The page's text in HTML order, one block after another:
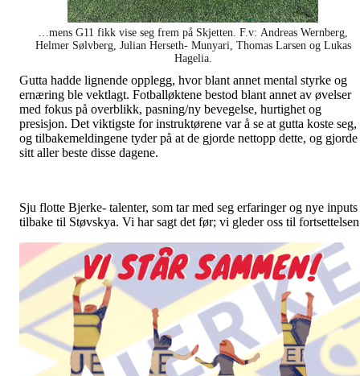
…mens G11 fikk vise seg frem på Skjetten. F.v: Andreas Wernberg,
Helmer Sølvberg, Julian Herseth- Munyari, Thomas Larsen og Lukas
Hagelia.
Gutta hadde lignende opplegg, hvor blant annet mental styrke og
ernæring ble vektlagt. Fotballøktene bestod blant annet av øvelser
med fokus på overblikk, pasning/ny bevegelse, hurtighet og
presisjon. Det viktigste for instruktørene var å se at gutta koste seg,
og tilbakemeldingene tyder på at de gjorde nettopp dette, og gjorde
sitt aller beste disse dagene.
Sju flotte Bjerke- talenter, som tar med seg erfaringer og nye inputs
tilbake til Støvskya. Vi har sagt det før; vi gleder oss til